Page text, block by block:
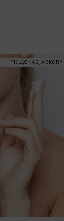
PIELĘGNACJA SKÓRY